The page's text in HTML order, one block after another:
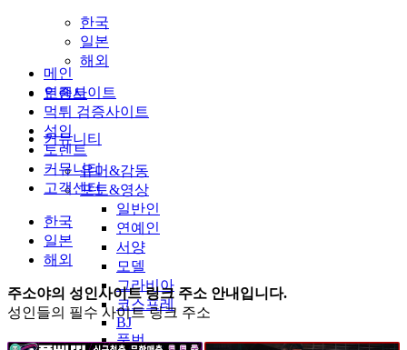
한국
일본
해외
토렌트
커뮤니티
유머&감동
포토&영상
일반인
연예인
서양
모델
그라비아
코스프레
BJ
품번
메인
인증사이트
먹튀 검증사이트
성인
토렌트
커뮤니티
고객센터
한국
일본
해외
주소야의 성인사이트 링크 주소 안내입니다.
성인들의 필수 사이트 링크 주소